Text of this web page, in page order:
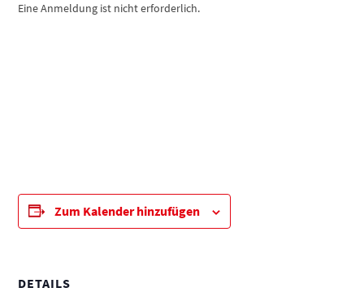
Eine Anmeldung ist nicht erforderlich.
Zum Kalender hinzufügen
DETAILS